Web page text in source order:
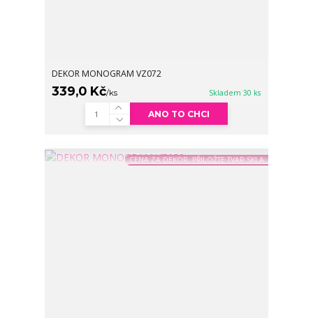
DEKOR MONOGRAM VZ072
339,0 Kč/ks Skladem 30 ks
ANO TO CHCI
CENA ZA DEKOR, PŘILOŽTE TVAR SKLA